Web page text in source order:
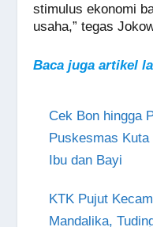
stimulus ekonomi
usaha,” tegas
Baca juga artikel
Cek Bon hingga
Puskesmas
Ibu dan Bayi
KTK Pujut
Mandalika,